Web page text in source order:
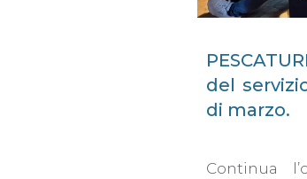
del
di marzo.
Continua